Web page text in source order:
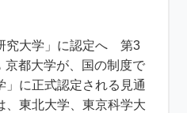
究大学」に認定へ 第3
京都大学が、国の制度で
」に正式認定される見通
、東北大学、東京科学大